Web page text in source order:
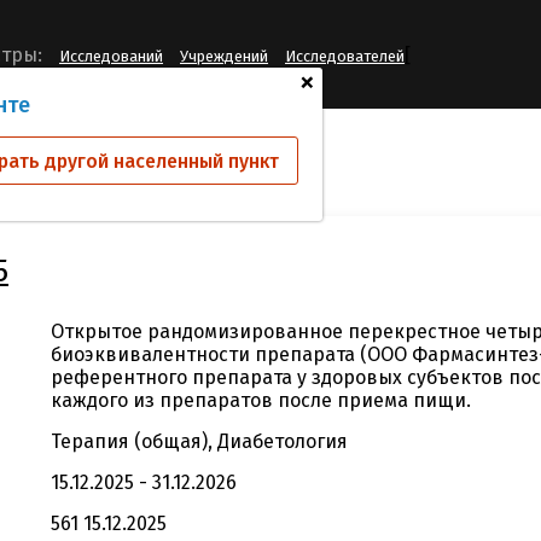
+
другой населенный пункт
Исследований Учреждений Исследователей
PZT-04/2025
Открытое рандомизированное перекрестное
биоэквивалентности препарата (ООО
референтного препарата у здоровых субъектов
каждого из препаратов после приема пищи.
Терапия (общая), Диабетология
15.12.2025 - 31.12.2026
561 15.12.2025